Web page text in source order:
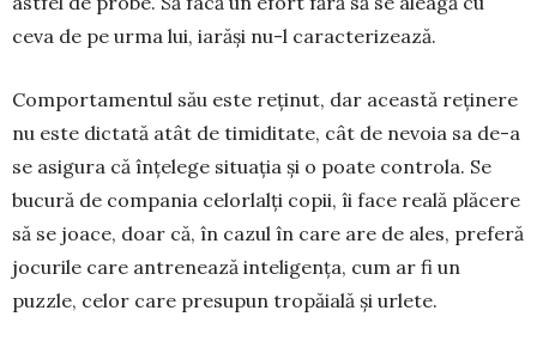
ceva de pe urma lui, iarăși nu-l caracterizează.
Comportamentul său este reținut, dar această reținere
nu este dictată atât de timiditate, cât de nevoia sa de-a
se asigura că înțelege situația și o poate controla. Se
bucură de compania celorlalți copii, îi face reală plăcere
să se joace, doar că, în cazul în care are de ales, preferă
jocurile care antrenează inteligența, cum ar fi un
puzzle, celor care presupun tropăială și urlete.